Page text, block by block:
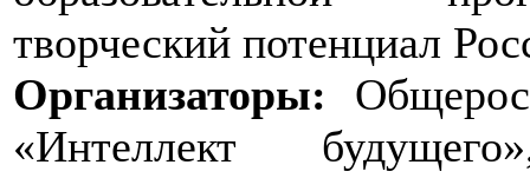
творческий потенциал
Организаторы:
«Интеллект